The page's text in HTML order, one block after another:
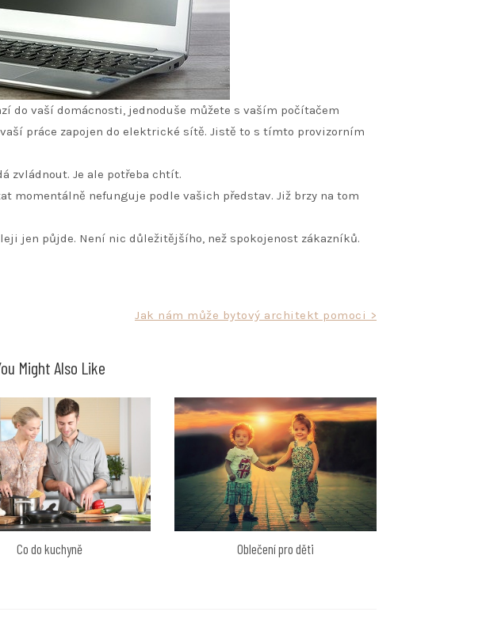
do vaší domácnosti, jednoduše můžete s vaším počítačem
práce zapojen do elektrické sítě. Jistě to s tímto provizorním
zvládnout. Je ale potřeba chtít.
momentálně nefunguje podle vašich představ. Již brzy na tom
jen půjde. Není nic důležitějšího, než spokojenost zákazníků.
Jak nám může bytový architekt pomoci >
Might Also Like
Co do kuchyně Oblečení pro děti